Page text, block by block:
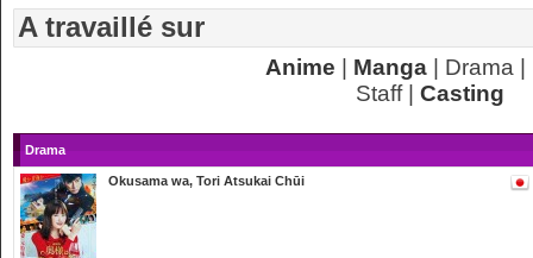
A travaillé sur
Anime Manga| Drama |
Staff | Casting
Drama
Okusama wa, Tori Atsukai Chūi